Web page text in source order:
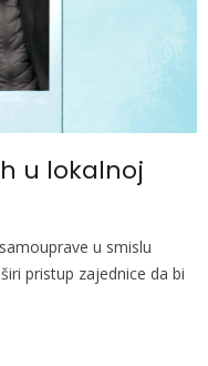
u lokalnoj
u smislu
pristup zajednice da bi